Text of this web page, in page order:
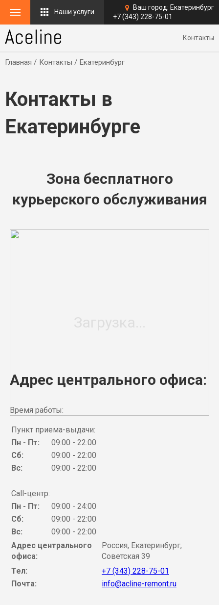
Наши услуги
Ваш город: Екатеринбург
+7 (343) 228-75-01
Контакты
Главная Контакты Екатеринбург
Контакты в
Екатеринбурге
Зона бесплатного
курьерского обслуживания
Адрес центрального офиса:
Время работы:
Пункт приема-выдачи:
Пн - Пт:
09:00 - 22:00
Сб:
09:00 - 22:00
Вс:
09:00 - 22:00
Call-центр:
Пн - Пт:
09:00 - 24:00
Сб:
09:00 - 22:00
Вс:
09:00 - 22:00
Адрес центрального
офиса:
Россия, Екатеринбург,
Советская 39
Тел:
+7 (343) 228-75-01
Почта:
info@acline-remont.ru